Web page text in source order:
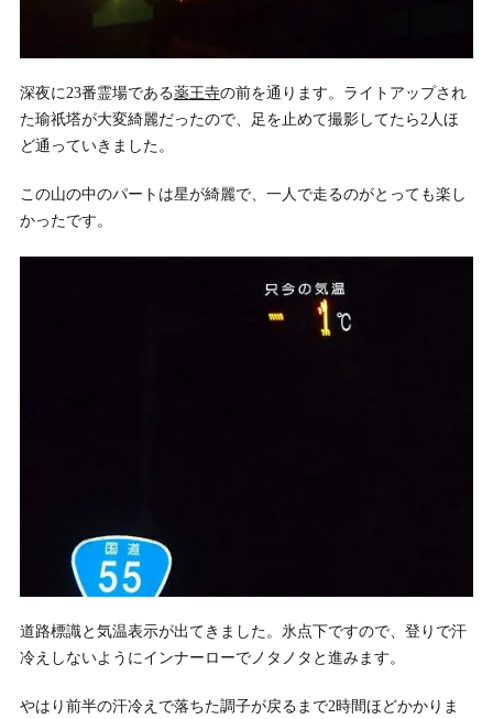
深夜に23番霊場である薬王寺の前を通ります。ライトアップされ
た瑜祇塔が大変綺麗だったので、足を止めて撮影してたら2人ほ
ど通っていきました。
この山の中のパートは星が綺麗で、一人で走るのがとっても楽し
かったです。
道路標識と気温表示が出てきました。氷点下ですので、登りで汗
冷えしないようにインナーローでノタノタと進みます。
やはり前半の汗冷えで落ちた調子が戻るまで2時間ほどかかりま